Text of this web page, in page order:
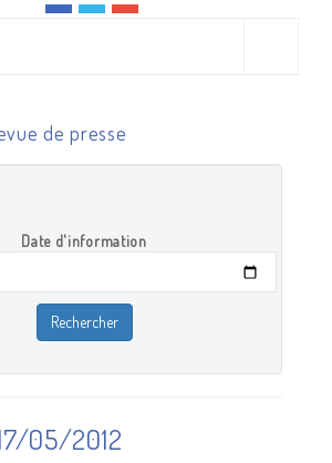
de presse
Date d'information
05/2012